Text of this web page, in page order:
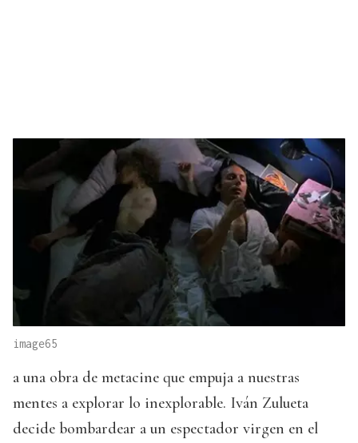
image65
a una obra de metacine que empuja a nuestras
mentes a explorar lo inexplorable. Iván Zulueta
decide bombardear a un espectador virgen en el